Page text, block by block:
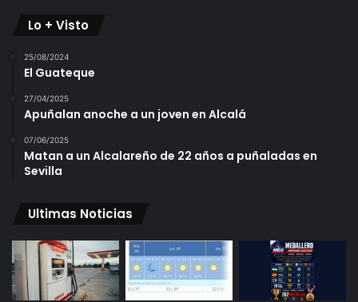
Lo + Visto
25/08/2024
El Guateque
27/04/2025
Apuñalan anoche a un joven en Alcalá
07/06/2025
Matan a un Alcalareño de 22 años a puñaladas en
Sevilla
Ultimas Noticias